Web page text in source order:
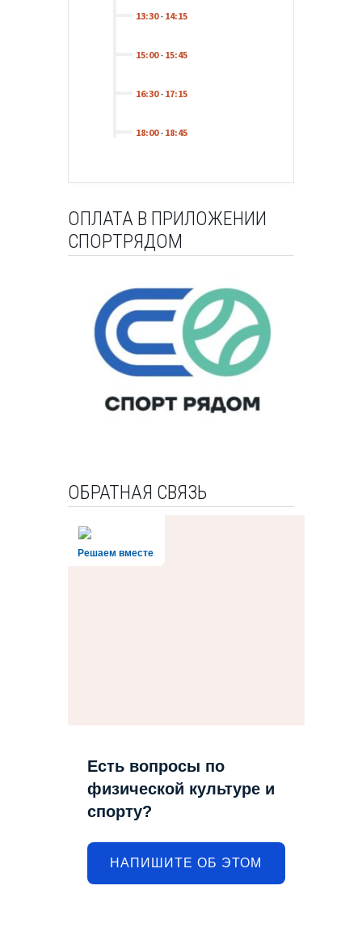
13:30- 14:15
15:00- 15:45
16:30- 17:15
18:00- 18:45
ОПЛАТА В ПРИЛОЖЕНИИ
СПОРТРЯДОМ
ОБРАТНАЯ СВЯЗЬ
Решаем вместе
Есть вопросы по
физической культуре и
спорту?
НАПИШИТЕ ОБ ЭТОМ